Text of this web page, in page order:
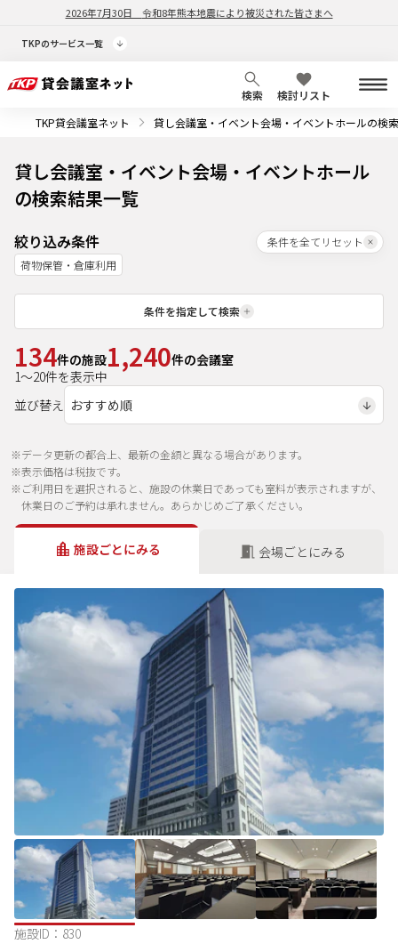
2026年7月30日 令和8年熊本地震により被災された皆さまへ
TKPのサービス一覧
検索
検討リスト
TKP貸会議室ネット
貸し会議室・イベント会場・イベントホールの検
貸し会議室・イベント会場・イベントホール
の検索結果一覧
絞り込み条件
条件を全てリセット
荷物保管・倉庫利用
条件を指定して検索
134件の施設1,240件の会議室
1～20件を表示中
並び替え
※データ更新の都合上、最新の金額と異なる場合があります。
※表示価格は税抜です。
※ご利用日を選択されると、施設の休業日であっても室料が表示されますが、
休業日のご予約は承れません。あらかじめご了承ください。
施設ごとにみる 会場ごとにみる
施設ID： 830